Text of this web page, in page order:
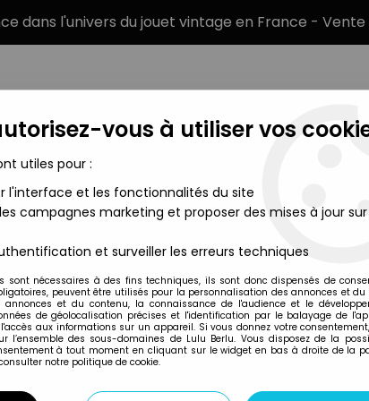
dans l'univers du jouet vintage en France -
TYPE DE PRODUIT
GIG
Gig
THE SLAYERS -
AR0002890
vous à utiliser vos
utiles pour :
l'interface et les fonctionnalités du site
campagnes marketing et proposer des mises à jour
et surveiller les erreurs techniques
sont nécessaires à des fins techniques, ils sont donc dispensés de
peuvent être utilisés pour la personnalisation des annonces et du
annonces et du contenu, la connaissance de l'audience et le
de géolocalisation précises et l'identification par le balayage de
aux informations sur un appareil. Si vous donnez votre
l’ensemble des sous-domaines de Lulu Berlu. Vous disposez de la
à tout moment en cliquant sur le widget en bas à droite de la
notre politique de cookie.